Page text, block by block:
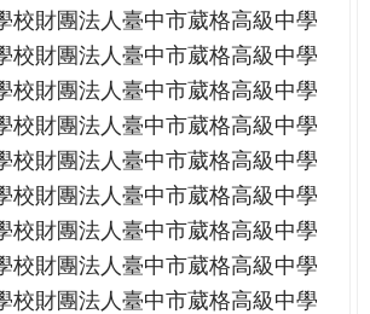
校財團法人臺中市葳格高級中學
校財團法人臺中市葳格高級中學
校財團法人臺中市葳格高級中學
校財團法人臺中市葳格高級中學
校財團法人臺中市葳格高級中學
校財團法人臺中市葳格高級中學
校財團法人臺中市葳格高級中學
校財團法人臺中市葳格高級中學
校財團法人臺中市葳格高級中學